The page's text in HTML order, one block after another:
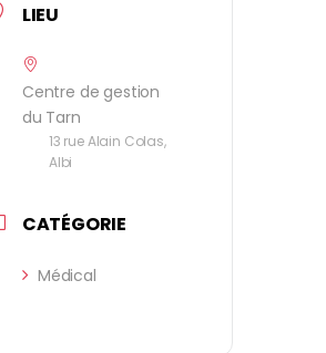
LIEU
Centre de gestion
du Tarn
13 rue Alain Colas,
Albi
CATÉGORIE
Médical